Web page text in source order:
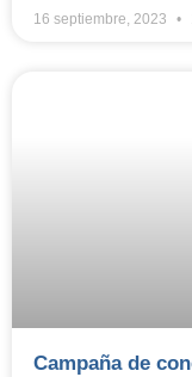
16 septiembre, 2023
Campaña de